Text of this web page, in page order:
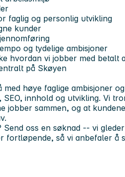
faglig og personlig utvikling
kunder
og tydelige ambisjoner
hvordan vi jobber med betalt
på Skøyen
høye faglige ambisjoner
SEO, innhold og utvikling. Vi
jobber sammen, og at
Send oss en søknad -- vi
fortløpende, så vi anbefaler å